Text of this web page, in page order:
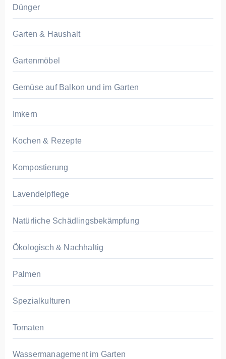
Dünger
Garten & Haushalt
Gartenmöbel
Gemüse auf Balkon und im Garten
Imkern
Kochen & Rezepte
Kompostierung
Lavendelpflege
Natürliche Schädlingsbekämpfung
Ökologisch & Nachhaltig
Palmen
Spezialkulturen
Tomaten
Wassermanagement im Garten